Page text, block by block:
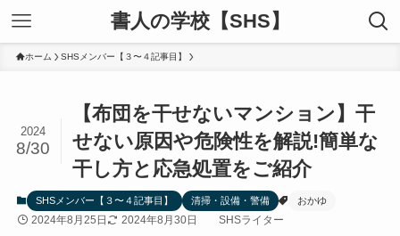
書人の学校【SHS】
ホーム SHSメンバー【３〜４記事目】
【布団を干せないマンション】干
せない原因や危険性を解説!簡単な
干し方と応急処置をご紹介
2024
8/30
SHSメンバー【３〜４記事目】 清掃・設備・警備 おかゆ
2024年8月25日 2024年8月30日 SHSライター